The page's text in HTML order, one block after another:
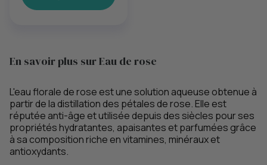
En savoir plus sur Eau de rose
L'eau florale de rose est une solution aqueuse obtenue à
partir de la distillation des pétales de rose. Elle est
réputée anti-âge et utilisée depuis des siècles pour ses
propriétés hydratantes, apaisantes et parfumées grâce
à sa composition riche en vitamines, minéraux et
antioxydants.